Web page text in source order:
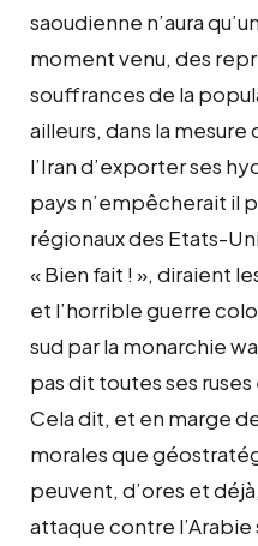
saoudienne n’aura
moment venu, des
souffrances de la
ailleurs, dans la
l’Iran d’exporter ses
pays n’empêcherait il
régionaux des Etats-
« Bien fait ! », diraient
et l’horrible guerre
sud par la monarchie
pas dit toutes ses
Cela dit, et en marge
morales que
peuvent, d’ores et
attaque contre l’Arabie